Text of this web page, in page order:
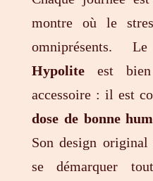
montre où le
omniprésents.
Hypoliteest bien
accessoire : il est
dose de bonne
Son design
se démarquer